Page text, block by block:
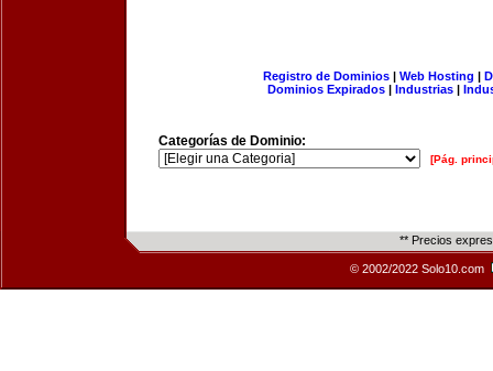
Registro de Dominios| Web Hosting |
Dominios Expirados | Industrias |
Categorías de Dominio:
[Pág.
** Precios
© 2002/2022 Solo10.com